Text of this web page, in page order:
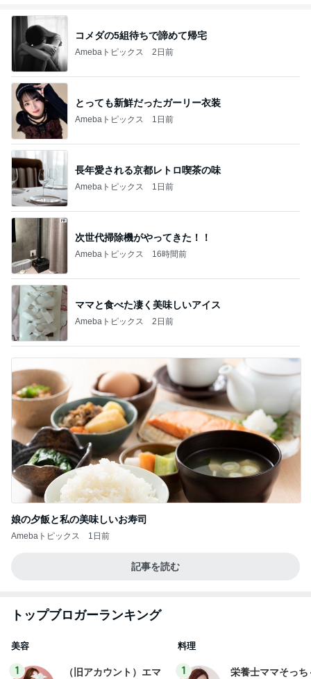
コメダの5組待ちで諦めて帰宅
Amebaトピックス 2日前
とっても新鮮だったガーリー衣装
Amebaトピックス 1日前
長年愛される京都レトロ喫茶の味
Amebaトピックス 1日前
次世代掃除機がやってきた！！
Amebaトピックス 16時間前
ママと食べた凄く美味しいアイス
Amebaトピックス 2日前
娘の夕飯と私の美味しいお寿司
Amebaトピックス 1日前
記事を読む
トップブロガーランキング
美容
1
（旧アカウント）エマ
料理
1
栄養士ママそっち